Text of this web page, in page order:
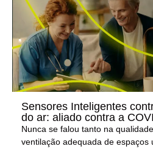
Sensores Inteligentes
do ar: aliado contra a
Nunca se falou tanto na
ventilação adequada de espaços